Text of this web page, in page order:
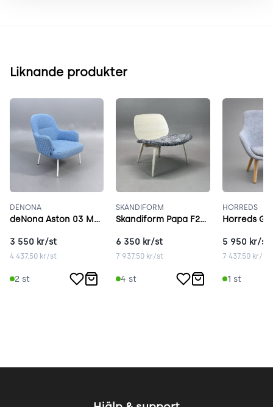
Liknande produkter
DENONA
deNona Aston 03 Metal ljusblå
3 550 kr/st
4 437.50 kr/st
2 st
SKANDIFORM
Skandiform Papa F276 ask
6 350 kr/st
7 937.50 kr/st
4 st
HORREDS
5 950 kr/st
7 437.50kr/st
1 st